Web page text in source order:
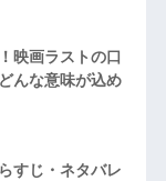
映画ラストの口
んな意味が込め
すじ・ネタバレ